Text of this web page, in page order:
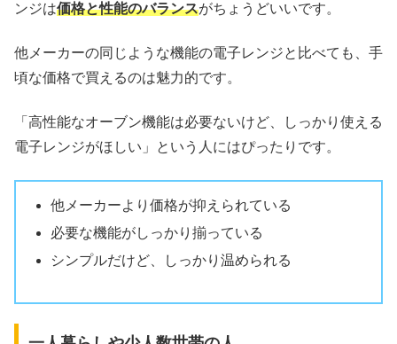
ンジは価格と性能のバランスがちょうどいいです。
他メーカーの同じような機能の電子レンジと比べても、手
頃な価格で買えるのは魅力的です。
「高性能なオーブン機能は必要ないけど、しっかり使える
電子レンジがほしい」という人にはぴったりです。
他メーカーより価格が抑えられている
必要な機能がしっかり揃っている
シンプルだけど、しっかり温められる